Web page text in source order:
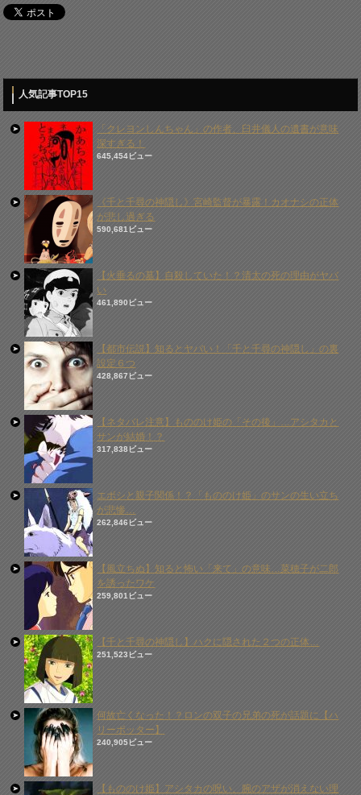
人気記事TOP15
「クレヨンしんちゃん」の作者、臼井儀人の遺書が意味
深すぎる！
645,454ビュー
《千と千尋の神隠し》宮崎監督が暴露！カオナシの正体
が悲し過ぎる
590,681ビュー
【火垂るの墓】自殺していた！？清太の死の理由がヤバ
い
461,890ビュー
【都市伝説】知るとヤバい！「千と千尋の神隠し」の裏
設定６つ
428,867ビュー
【ネタバレ注意】もののけ姫の「その後」…アシタカと
サンが結婚！？
317,838ビュー
エボシと親子関係！？「もののけ姫」のサンの生い立ち
が悲惨…
262,846ビュー
【風立ちぬ】知ると怖い「来て」の意味…菜穂子が二郎
を誘ったワケ
259,801ビュー
【千と千尋の神隠し】ハクに隠された２つの正体…
251,523ビュー
何故亡くなった！？ロンの双子の兄弟の死が話題に【ハ
リーポッター】
240,905ビュー
【もののけ姫】アシタカの呪い、腕のアザが消えない理